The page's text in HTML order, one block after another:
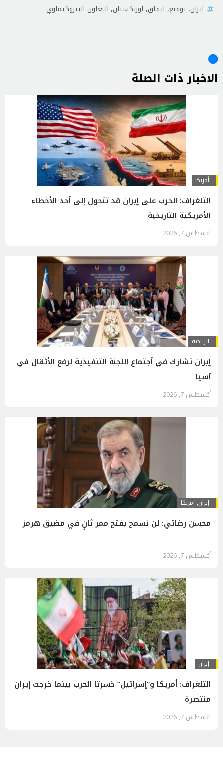
ايران,توقيع, اتفاق,أوزبكستان, التعاون البتروكيماوي
الاخبار ذات الصلة
أمريكا
التلغراف: الحرب على إيران قد تتحول إلى أحد الأخطاء
الأمريكية التاريخية
أغسطس 7, 2026
الرياضة
إيران تشارك في أجتماع اللجنة التنفيذية لرفع الأثقال في
آسيا
أغسطس 7, 2026
إيران,أمريكا
محسن رضائي: لن نسمح بفتح ممر ثانٍ في مضيق هرمز
أغسطس 7, 2026
إيران
التلغراف: أمريكا و”إسرائيل” خسرتا الحرب بينما خرجت إيران
منتصرة
أغسطس 7, 2026